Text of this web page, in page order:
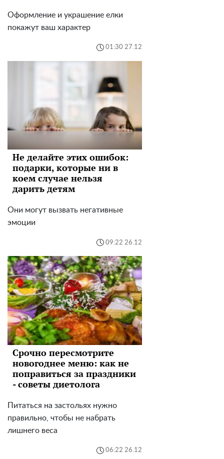
Оформление и украшение елки
покажут ваш характер
01:30 27.12
Не делайте этих ошибок:
подарки, которые ни в
коем случае нельзя
дарить детям
Они могут вызвать негативные
эмоции
09:22 26.12
Срочно пересмотрите
новогоднее меню: как не
поправиться за праздники
- советы диетолога
Питаться на застольях нужно
правильно, чтобы не набрать
лишнего веса
06:22 26.12